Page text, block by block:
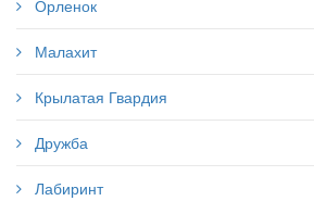
Орленок
Малахит
Крылатая Гвардия
Дружба
Лабиринт